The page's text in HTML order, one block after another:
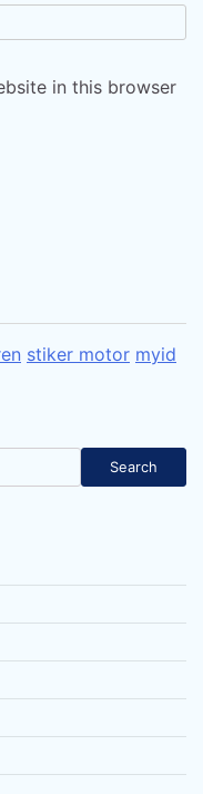
in this browser
stiker motor myid
Search